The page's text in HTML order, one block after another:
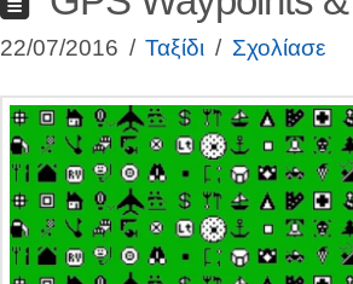
22/07/2016 Ταξίδι Σχολίασε